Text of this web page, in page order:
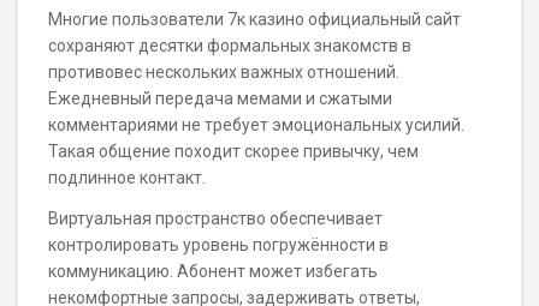
Многие пользователи 7к казино официальный сайт
сохраняют десятки формальных знакомств в
противовес нескольких важных отношений.
Ежедневный передача мемами и сжатыми
комментариями не требует эмоциональных усилий.
Такая общение походит скорее привычку, чем
подлинное контакт.
Виртуальная пространство обеспечивает
контролировать уровень погружённости в
коммуникацию. Абонент может избегать
некомфортные запросы, задерживать ответы,